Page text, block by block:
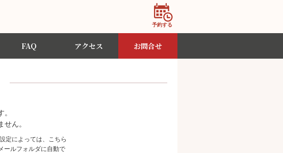
FAQ アクセス お問合せ
ん。
定によっては、こちら
ールフォルダに自動で